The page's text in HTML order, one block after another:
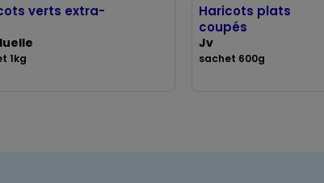
verts extra-
1kg
Haricots plats
coupés
Jv
sachet 600g